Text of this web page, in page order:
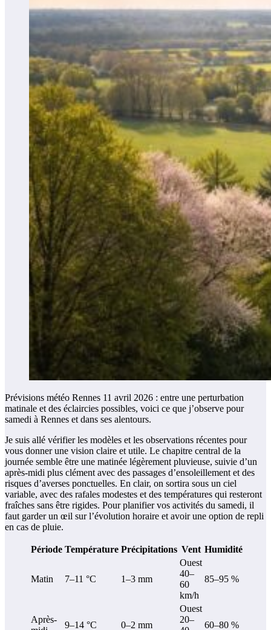
Prévisions météo Rennes 11 avril 2026 : entre une perturbation
matinale et des éclaircies possibles, voici ce que j’observe pour
samedi à Rennes et dans ses alentours.
Je suis allé vérifier les modèles et les observations récentes pour
vous donner une vision claire et utile. Le chapitre central de la
journée semble être une matinée légèrement pluvieuse, suivie d’un
après-midi plus clément avec des passages d’ensoleillement et des
risques d’averses ponctuelles. En clair, on sortira sous un ciel
variable, avec des rafales modestes et des températures qui resteront
fraîches sans être rigides. Pour planifier vos activités du samedi, il
faut garder un œil sur l’évolution horaire et avoir une option de repli
en cas de pluie.
Période Température Précipitations Vent Humidité
Matin 7–11 °C 1–3 mm
Ouest
40–
60
km/h
85–95 %
Après-
9–14 °C 0–2 mm
Ouest
20–
60–80 %